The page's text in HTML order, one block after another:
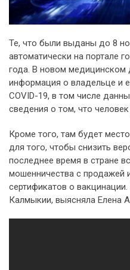
Те, что были выданы до 8
автоматически на портале
года. В новом медицинском
информация о владельце и
COVID-19, в том числе
сведения о том, что
Кроме того, там будет
для того, чтобы снизить
последнее время в стране
мошенничества с продажей
сертификатов о
Калмыкии, выясняла Елена